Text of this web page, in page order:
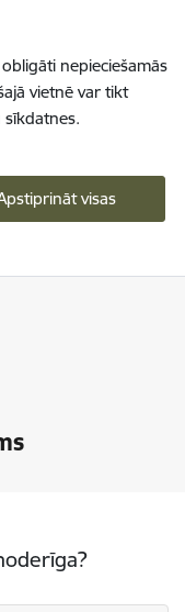
nepieciešamās
vietnē var tikt
visas